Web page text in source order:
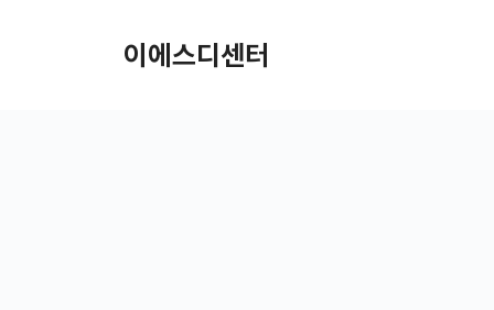
이에스디센터